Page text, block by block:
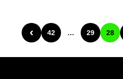
28
29
…
42
›